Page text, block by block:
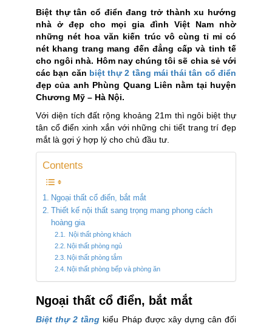
Biệt thự tân cổ điển đang trở thành xu hướng
nhà ở đẹp cho mọi gia đình Việt Nam nhờ
những nét hoa văn kiến trúc vô cùng tỉ mỉ có
nét khang trang mang đến đẳng cấp và tinh tế
cho ngôi nhà. Hôm nay chúng tôi sẽ chia sẻ với
các bạn căn biệt thự 2 tầng mái thái tân cổ điển
đẹp của anh Phùng Quang Liên nằm tại huyện
Chương Mỹ – Hà Nội.
Với diện tích đất rộng khoảng 21m thì ngôi biệt thự
tân cổ điển xinh xắn với những chi tiết trang trí đẹp
mắt là gợi ý hợp lý cho chủ đầu tư.
Contents
Ngoại thất cổ điển, bắt mắt
Thiết kế nội thất sang trọng mang phong cách
hoàng gia
Nội thất phòng khách
Nội thất phòng ngủ
Nội thất phòng tắm
Nội thất phòng bếp và phòng ăn
Ngoại thất cổ điển, bắt mắt
Biệt thự 2 tầng kiểu Pháp được xây dựng cân đối